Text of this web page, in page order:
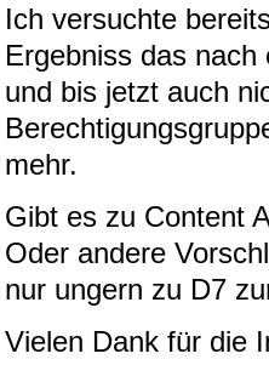
Ich versuchte
Ergebniss das
und bis jetzt auch
mehr.
Gibt es zu Content
Oder andere
nur ungern zu D7
Vielen Dank für die